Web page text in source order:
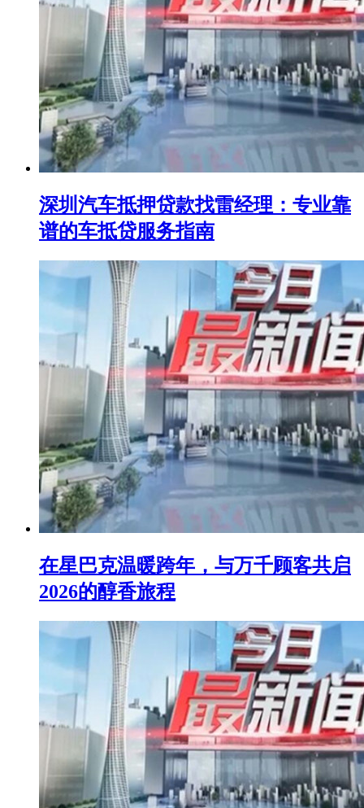
深圳汽车抵押贷款找雷经理：专业靠
谱的车抵贷服务指南
在星巴克温暖跨年，与万千顾客共启
2026的醇香旅程